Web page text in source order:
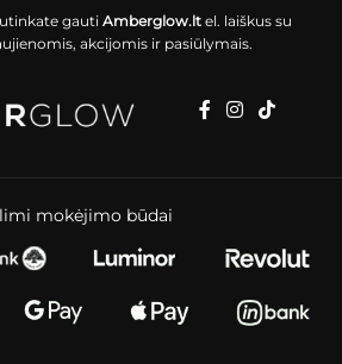
gauti Amberglow.ltel. laiškus su
akcijomis ir pasiūlymais.
mokėjimo būdai